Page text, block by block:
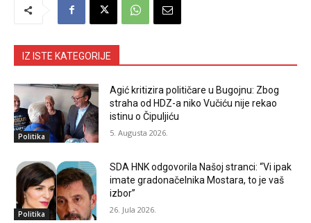
IZ ISTE KATEGORIJE
Politika
Agić kritizira političare u Bugojnu: Zbog
straha od HDZ-a niko Vučiću nije rekao
istinu o Čipuljiću
5. Augusta 2026.
Politika
SDA HNK odgovorila Našoj stranci: “Vi ipak
imate gradonačelnika Mostara, to je vaš
izbor”
26. Jula 2026.